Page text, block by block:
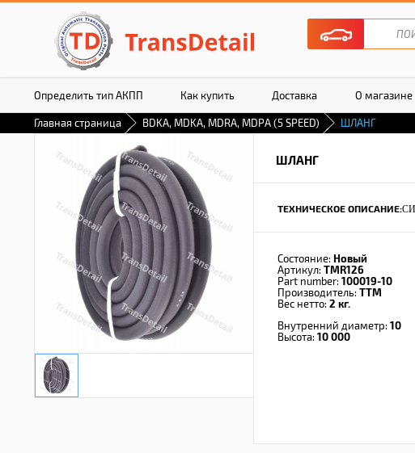
Определить тип АКПП Как купить Доставка О магазине
Главная страница BDKA, MDKA, MDRA, MDPA (5 SPEED) ШЛАНГ
ШЛАНГ
ТЕХНИЧЕСКОЕ ОПИСАНИЕ:
Состояние: Новый
Артикул: TMR126
Part number: 100019-10
Производитель: TTM
Вес нетто: 2 кг.
Внутренний диаметр: 10
Высота: 10 000